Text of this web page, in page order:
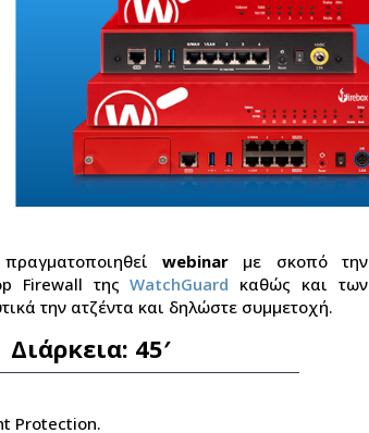
webinar με σκοπό την
Firewall τηςWatchGuard καθώς και των
την ατζέντα και δηλώστε συμμετοχή.
45′
Protection.